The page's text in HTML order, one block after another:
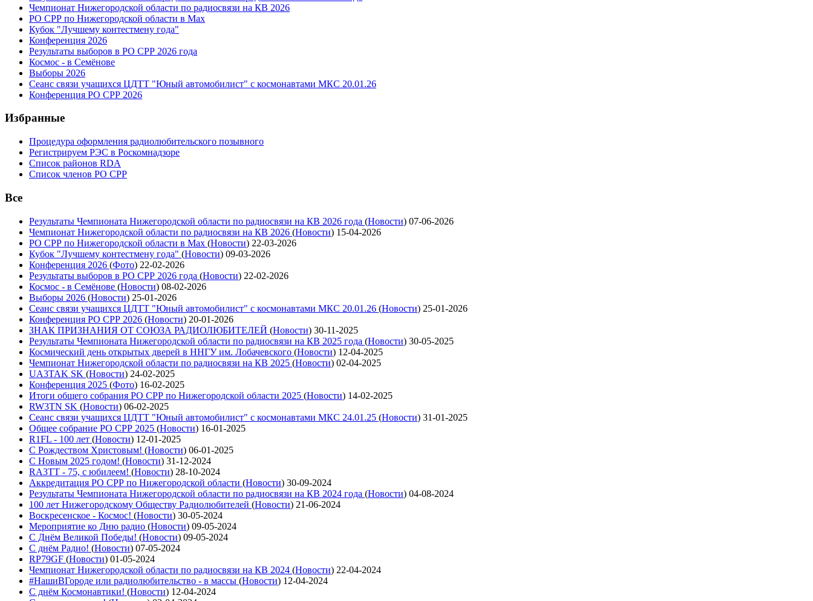
Чемпионат Нижегородской области по радиосвязи на КВ 2026
РО СРР по Нижегородской области в Max
Кубок "Лучшему контестмену года"
Конференция 2026
Результаты выборов в РО СРР 2026 года
Космос - в Семёнове
Выборы 2026
Сеанс связи учащихся ЦДТТ "Юный автомобилист" с космонавтами МКС 20.01.26
Конференция РО СРР 2026
Избранные
Процедура оформления радиолюбительского позывного
Регистрируем РЭС в Роскомнадзоре
Список районов RDA
Список членов РО СРР
Все
Результаты Чемпионата Нижегородской области по радиосвязи на КВ 2026 года (Новости) 07-06-2026
Чемпионат Нижегородской области по радиосвязи на КВ 2026 (Новости) 15-04-2026
РО СРР по Нижегородской области в Max (Новости) 22-03-2026
Кубок "Лучшему контестмену года" (Новости) 09-03-2026
Конференция 2026 (Фото) 22-02-2026
Результаты выборов в РО СРР 2026 года (Новости) 22-02-2026
Космос - в Семёнове (Новости) 08-02-2026
Выборы 2026 (Новости) 25-01-2026
Сеанс связи учащихся ЦДТТ "Юный автомобилист" с космонавтами МКС 20.01.26 (Новости) 25-01-2026
Конференция РО СРР 2026 (Новости) 20-01-2026
ЗНАК ПРИЗНАНИЯ ОТ СОЮЗА РАДИОЛЮБИТЕЛЕЙ (Новости) 30-11-2025
Результаты Чемпионата Нижегородской области по радиосвязи на КВ 2025 года (Новости) 30-05-2025
Космический день открытых дверей в ННГУ им. Лобачевского (Новости) 12-04-2025
Чемпионат Нижегородской области по радиосвязи на КВ 2025 (Новости) 02-04-2025
UA3TAK SK (Новости) 24-02-2025
Конференция 2025 (Фото) 16-02-2025
Итоги общего собрания РО СРР по Нижегородской области 2025 (Новости) 14-02-2025
RW3TN SK (Новости) 06-02-2025
Сеанс связи учащихся ЦДТТ "Юный автомобилист" с космонавтами МКС 24.01.25 (Новости) 31-01-2025
Общее собрание РО СРР 2025 (Новости) 16-01-2025
R1FL - 100 лет (Новости) 12-01-2025
С Рождеством Христовым! (Новости) 06-01-2025
С Новым 2025 годом! (Новости) 31-12-2024
RA3TT - 75, с юбилеем! (Новости) 28-10-2024
Аккредитация РО СРР по Нижегородской области (Новости) 30-09-2024
Результаты Чемпионата Нижегородской области по радиосвязи на КВ 2024 года (Новости) 04-08-2024
100 лет Нижегородскому Обществу Радиолюбителей (Новости) 21-06-2024
Воскресенское - Космос! (Новости) 30-05-2024
Мероприятие ко Дню радио (Новости) 09-05-2024
С Днём Великой Победы! (Новости) 09-05-2024
С днём Радио! (Новости) 07-05-2024
RP79GF (Новости) 01-05-2024
Чемпионат Нижегородской области по радиосвязи на КВ 2024 (Новости) 22-04-2024
#НашиВГороде или радиолюбительство - в массы (Новости) 12-04-2024
С днём Космонавтики! (Новости) 12-04-2024